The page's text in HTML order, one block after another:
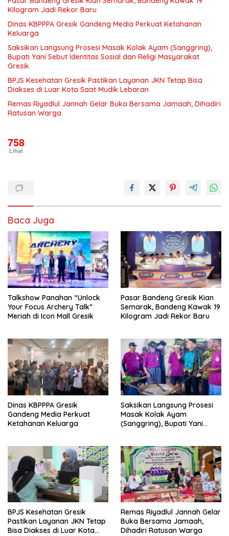
Kilogram Jadi Rekor Baru
Dinas KBPPPA Gresik Gandeng Media Perkuat Ketahanan
Keluarga
Saksikan Langsung Prosesi Masak Kolak Ayam (Sanggring),
Bupati Yani Sebut Identitas Sosial dan Religi Masyarakat
Gresik
BPJS Kesehatan Gresik Pastikan Layanan JKN Tetap Bisa
Diakses di Luar Kota Saat Mudik Lebaran
Remas Riyadlul Jannah Gelar Buka Bersama Jamaah, Dihadiri
Ratusan Warga
758
Lihat
Baca Juga
Talkshow Panahan “Unlock
Your Focus Archery Talk”
Meriah di Icon Mall Gresik
Pasar Bandeng Gresik Kian
Semarak, Bandeng Kawak 19
Kilogram Jadi Rekor Baru
Dinas KBPPPA Gresik
Gandeng Media Perkuat
Ketahanan Keluarga
Saksikan Langsung Prosesi
Masak Kolak Ayam
(Sanggring), Bupati Yani
BPJS Kesehatan Gresik
Pastikan Layanan JKN Tetap
Bisa Diakses di Luar Kota
Remas Riyadlul Jannah Gelar
Buka Bersama Jamaah,
Dihadiri Ratusan Warga